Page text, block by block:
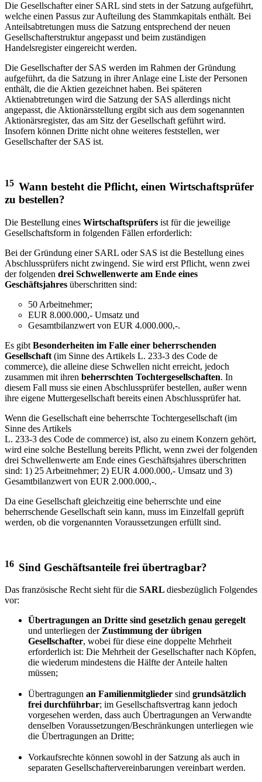
Die Gesellschafter einer SARL sind stets in der Satzung aufgeführt,
welche einen Passus zur Aufteilung des Stammkapitals enthält. Bei
Anteilsabtretungen muss die Satzung entsprechend der neuen
Gesellschafterstruktur angepasst und beim zuständigen
Handelsregister eingereicht werden.
Die Gesellschafter der SAS werden im Rahmen der Gründung
aufgeführt, da die Satzung in ihrer Anlage eine Liste der Personen
enthält, die die Aktien gezeichnet haben. Bei späteren
Aktienabtretungen wird die Satzung der SAS allerdings nicht
angepasst, die Aktionärsstellung ergibt sich aus dem sogenannten
Aktionärsregister, das am Sitz der Gesellschaft geführt wird.
Insofern können Dritte nicht ohne weiteres feststellen, wer
Gesellschafter der SAS ist.
15 Wann besteht die Pflicht, einen Wirtschaftsprüfer
zu bestellen?
Die Bestellung eines Wirtschaftsprüfers ist für die jeweilige
Gesellschaftsform in folgenden Fällen erforderlich:
Bei der Gründung einer SARL oder SAS ist die Bestellung eines
Abschlussprüfers nicht zwingend. Sie wird erst Pflicht, wenn zwei
der folgenden drei Schwellenwerte am Ende eines
Geschäftsjahres überschritten sind:
50 Arbeitnehmer;
EUR 8.000.000,- Umsatz und
Gesamtbilanzwert von EUR 4.000.000,-.
Es gibt Besonderheiten im Falle einer beherrschenden
Gesellschaft (im Sinne des Artikels L. 233-3 des Code de
commerce), die alleine diese Schwellen nicht erreicht, jedoch
zusammen mit ihren beherrschten Tochtergesellschaften. In
diesem Fall muss sie einen Abschlussprüfer bestellen, außer wenn
ihre eigene Muttergesellschaft bereits einen Abschlussprüfer hat.
Wenn die Gesellschaft eine beherrschte Tochtergesellschaft (im
Sinne des Artikels
L. 233-3 des Code de commerce) ist, also zu einem Konzern gehört,
wird eine solche Bestellung bereits Pflicht, wenn zwei der folgenden
drei Schwellenwerte am Ende eines Geschäftsjahres überschritten
sind: 1) 25 Arbeitnehmer; 2) EUR 4.000.000,- Umsatz und 3)
Gesamtbilanzwert von EUR 2.000.000,-.
Da eine Gesellschaft gleichzeitig eine beherrschte und eine
beherrschende Gesellschaft sein kann, muss im Einzelfall geprüft
werden, ob die vorgenannten Voraussetzungen erfüllt sind.
16 Sind Geschäftsanteile frei übertragbar?
Das französische Recht sieht für die SARL diesbezüglich Folgendes
vor:
Übertragungen an Dritte sind gesetzlich genau geregelt
und unterliegen derZustimmung der übrigen
Gesellschafter, wobei für diese eine doppelte Mehrheit
erforderlich ist: Die Mehrheit der Gesellschafter nach Köpfen,
die wiederum mindestens die Hälfte der Anteile halten
müssen;
Übertragungen an Familienmitglieder sind grundsätzlich
frei durchführbar; im Gesellschaftsvertrag kann jedoch
vorgesehen werden, dass auch Übertragungen an Verwandte
denselben Voraussetzungen/Beschränkungen unterliegen wie
die Übertragungen an Dritte;
Vorkaufsrechte können sowohl in der Satzung als auch in
separaten Gesellschaftervereinbarungen vereinbart werden.